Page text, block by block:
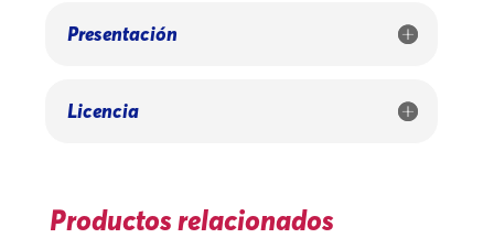
Presentación
Licencia
Productos relacionados